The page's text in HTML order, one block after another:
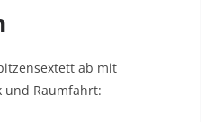
ab mit
und Raumfahrt: